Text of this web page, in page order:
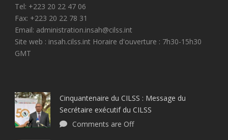
Tel: +223 20 22 47 06
Fax: +223 20 22 78 31
Email: administration.insah@cilss.int
Site web : insah.cilss.int Horaire d'ouverture : 7h30-15h30
GMT
Cinquantenaire du CILSS : Message du
Secrétaire exécutif du CILSS
Comments are Off